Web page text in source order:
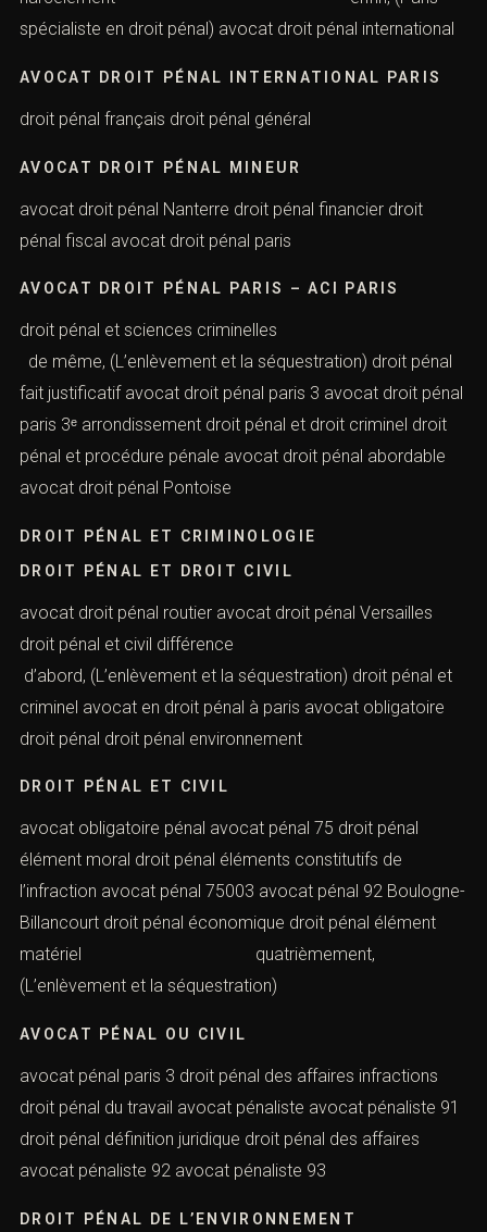
avocat droit pénal Île-de-France droit pénal général
harcèlement enfin, (Paris
spécialiste en droit pénal) avocat droit pénal
droit pénal français droit pénal général
AVOCAT DROIT PÉNAL MINEUR
avocat droit pénal Nanterre droit pénal financier droit
pénal fiscal avocat droit pénal paris
AVOCAT DROIT PÉNAL PARIS – ACI PARIS
droit pénal et sciences criminelles
de même, (L’enlèvement et la séquestration) droit
droit pénal paris 3ᵉ arrondissement droit pénal et droit
criminel droit pénal et procédure pénale avocat droit
pénal abordable avocat droit pénal Pontoise
DROIT PÉNAL ET CRIMINOLOGIE
DROIT PÉNAL ET DROIT CIVIL
avocat droit pénal routier avocat droit pénal Versailles
d’abord, (L’enlèvement et la séquestration) droit pénal
et criminel avocat en droit pénal à paris avocat
obligatoire droit pénal droit pénal environnement
DROIT PÉNAL ET CIVIL
avocat obligatoire pénal avocat pénal 75 droit pénal
élément moral droit pénal éléments constitutifs de
Boulogne-Billancourt droit pénal économique droit pénal
élément matériel quatrièmement,
(L’enlèvement et la séquestration)
AVOCAT PÉNAL OU CIVIL
droit pénal du travail avocat pénaliste avocat pénaliste
Vous recherchez un avocat spécialisé en droit pénal ?
Laissez-nous vos coordonnées et nous vous
Nom *
Email *
Téléphone *